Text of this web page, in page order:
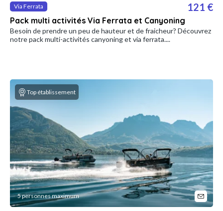
Via Ferrata
Pack multi activités Via Ferrata et Canyoning
121 €
Besoin de prendre un peu de hauteur et de fraicheur? Découvrez
notre pack multi-activités canyoning et via ferrata....
Top établissement
5 personnes maximum